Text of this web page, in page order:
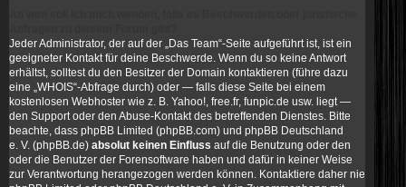
Jeder Administrator, der auf der „Das Team“-Seite aufgeführt ist, ist ein
geeigneter Kontakt für deine Beschwerde. Wenn du so keine Antwort
erhältst, solltest du den Besitzer der Domain kontaktieren (führe dazu
eine „WHOIS“-Abfrage durch) oder — falls diese Seite bei einem
kostenlosen Webhoster wie z. B. Yahoo!, free.fr, funpic.de usw. liegt —
den Support oder den Abuse-Kontakt des betreffenden Dienstes. Bitte
beachte, dass phpBB Limited (phpBB.com) und phpBB Deutschland
e. V. (phpBB.de) absolut keinen Einfluss auf die Benutzung oder den
oder die Benutzer der Forensoftware haben und dafür in keiner Weise
zur Verantwortung herangezogen werden können. Kontaktiere daher nie